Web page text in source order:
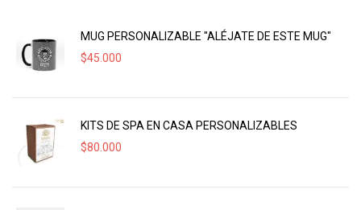
MUG PERSONALIZABLE "ALÉJATE DE ESTE MUG"
$45.000
KITS DE SPA EN CASA PERSONALIZABLES
$80.000